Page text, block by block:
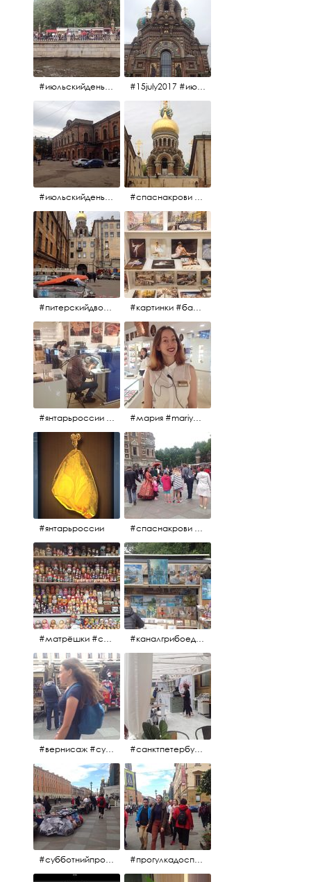
#июльскийдень2017 #15july2017 #15july2017 #июльскийдень2017 #спаснакрови
#июльскийдень2017 #15july2017 #спаснакрови #июльскийдень2017
#питерскийдвор #спаснакрови #июльскийдень2017 #картинки #балетпитера #янтарьроссиии
#янтарьроссии #янтарь #мария #mariya #янтарьроссии
#янтарьроссии #спаснакрови #михайловскийсад
#матрёшки #сувениры #вернисаж #каналгрибоедова #санктпетербург #вернисаж #
#вернисаж #сувениры #картины #санктпетербург #летнеекафе
#субботнийпроменад #набережнаяканалагрибоедова #санктпетербург #прогулкадоспасаиобратно #санктпетербург #15july2017 #субботнийпитерскийдень #субботнийпроменад #послеобеда